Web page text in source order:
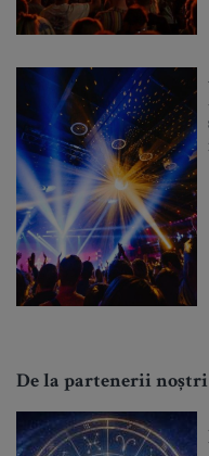
De la partenerii noștri